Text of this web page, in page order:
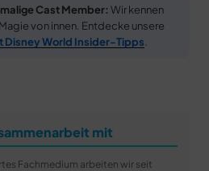
Cast Member: Wir kennen
von innen. Entdecke unsere
Disney World Insider-Tipps
mit
Fachmedium arbeiten wir seit